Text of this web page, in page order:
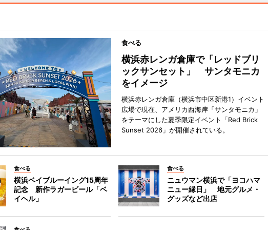
食べる
横浜赤レンガ倉庫で「レッドブリ
ックサンセット」 サンタモニカ
をイメージ
横浜赤レンガ倉庫（横浜市中区新港1）イベント
広場で現在、アメリカ西海岸「サンタモニカ」
をテーマにした夏季限定イベント「Red Brick
Sunset 2026」が開催されている。
食べる
横浜ベイブルーイング15周年
記念 新作ラガービール「ベ
イヘル」
食べる
ニュウマン横浜で「ヨコハマ
ニュー縁日」 地元グルメ・
グッズなど出店